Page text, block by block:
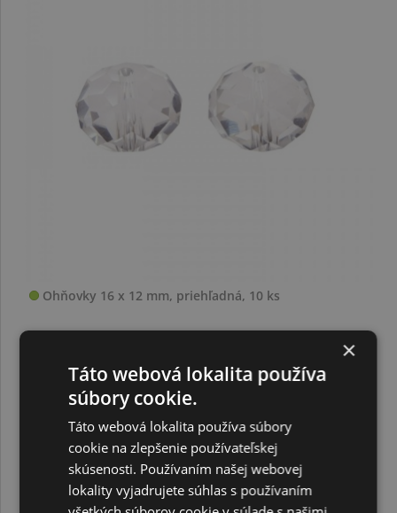
Ohňovky 16 x 12 mm, priehľadná, 10 ks
DOPREDAJ
×
Táto webová lokalita používa
súbory cookie.
Táto webová lokalita používa súbory
cookie na zlepšenie používateľskej
skúsenosti. Používaním našej webovej
lokality vyjadrujete súhlas s používaním